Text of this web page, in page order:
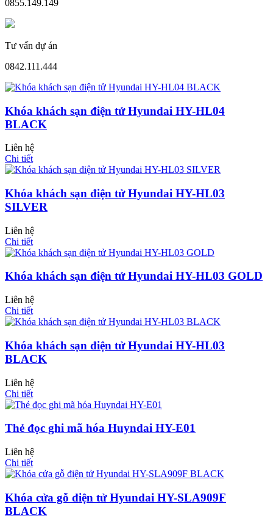
CỬA GỖ
Cửa Gỗ HDF Veneer
Cửa Gỗ HDF
0855.149.149
Tư vấn dự án
0842.111.444
Khóa khách sạn điện tử Hyundai HY-HL04
BLACK
Liên hệ
Chi tiết
Khóa khách sạn điện tử Hyundai HY-HL03
SILVER
Liên hệ
Chi tiết
Khóa khách sạn điện tử Hyundai HY-HL03 GOLD
Liên hệ
Chi tiết
Khóa khách sạn điện tử Hyundai HY-HL03
BLACK
Liên hệ
Chi tiết
Thẻ đọc ghi mã hóa Huyndai HY-E01
Liên hệ
Chi tiết
Khóa cửa gỗ điện tử Hyundai HY-SLA909F
BLACK